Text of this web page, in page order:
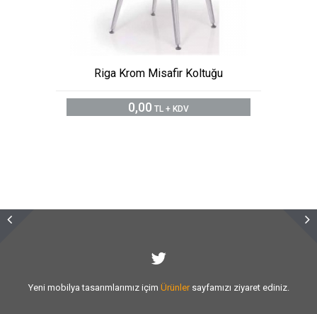
Riga Krom Misafir Koltuğu
0,00 TL + KDV
Sizlere vermiş olduğumuzhizmet kalitesiniartırmak için var gücümüzle